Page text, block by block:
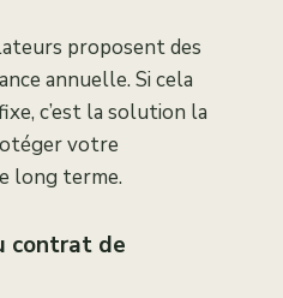
proposent des
annuelle. Si cela
c’est la solution la
votre
long terme.
contrat de